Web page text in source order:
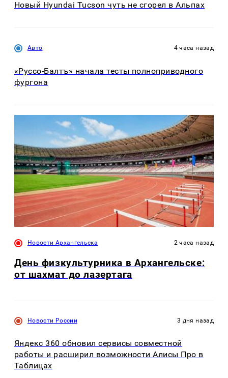
Новый Hyundai Tucson чуть не сгорел в Альпах
Авто 4 часа назад
«Руссо-Балтъ» начала тесты полноприводного
фургона
Новости Архангельска 2 часа назад
День физкультурника в Архангельске:
от шахмат до лазертага
Новости России 3 дня назад
Яндекс 360 обновил сервисы совместной
работы и расширил возможности Алисы Про в
Таблицах